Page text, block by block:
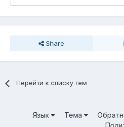
Share
Перейти к списку тем
Язык Тема